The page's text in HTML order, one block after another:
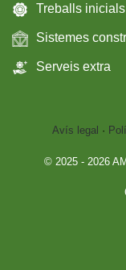
Treballs inicials
Sistemes
Serveis extra
Avís legal ·
© 2025 - 2026